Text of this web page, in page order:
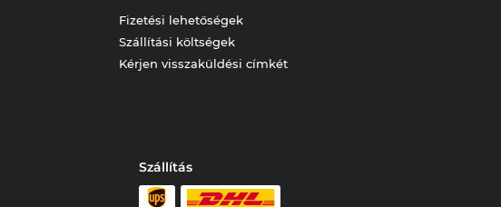
Fizetési lehetőségek
Szállítási költségek
Kérjen visszaküldési címkét
Szállítás